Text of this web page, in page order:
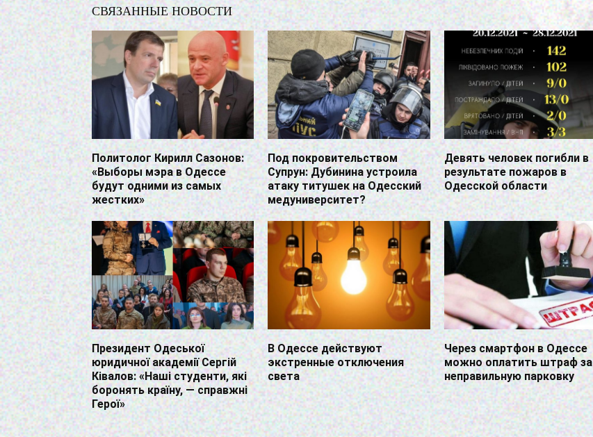
СВЯЗАННЫЕ НОВОСТИ
Политолог Кирилл Сазонов:
«Выборы мэра в Одессе
будут одними из самых
жестких»
Под покровительством
Супрун: Дубинина устроила
атаку титушек на Одесский
медуниверситет?
Девять человек погибли в
результате пожаров в
Одесской области
Президент Одеської
юридичної академії Сергій
Ківалов: «Наші студенти, які
боронять країну, — справжні
Герої»
В Одессе действуют
экстренные отключения
света
Через смартфон в Одессе
можно оплатить штраф за
неправильную парковку